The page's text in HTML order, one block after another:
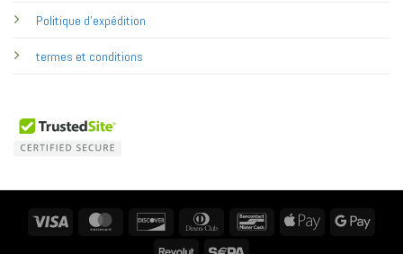
Politique d'expédition
termes et conditions
Visa MasterCard Discover
Dinners
BancontactApple
Revolut